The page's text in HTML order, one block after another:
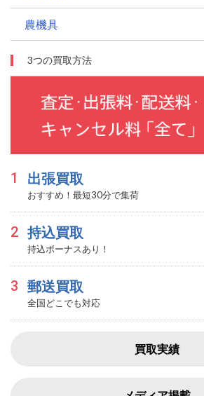
農機具
3つの買取方法
1 出張買取
おすすめ！最短30分で集荷
2 持込買取
持込ボーナスあり！
3 郵送買取
全国どこでも対応
買取実績